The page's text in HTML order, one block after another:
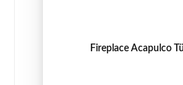
Fireplace Acapulco